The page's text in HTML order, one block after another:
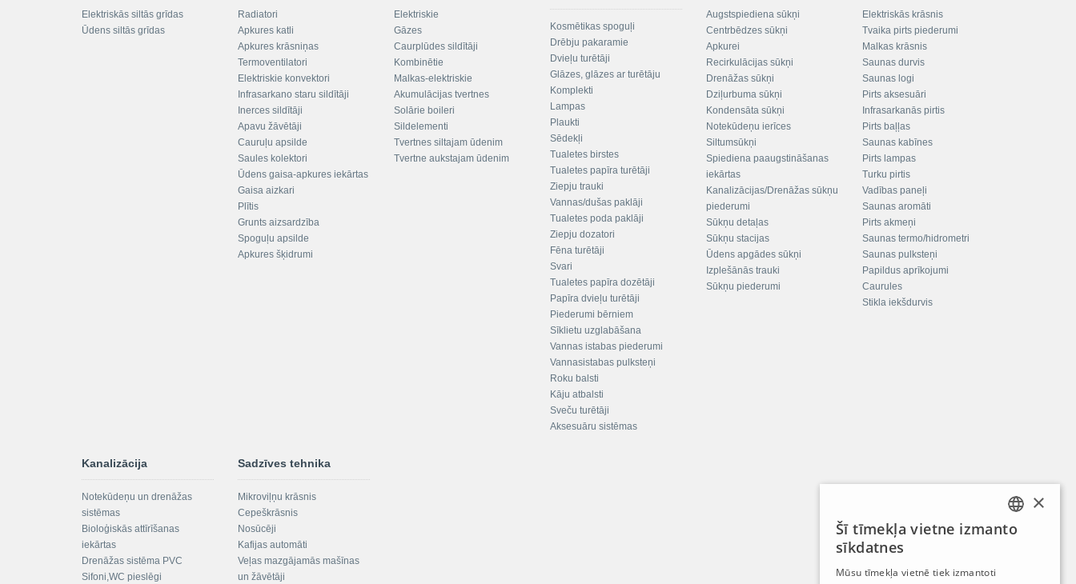
Elektriskās siltās grīdas
Ūdens siltās grīdas
Radiatori
Apkures katli
Apkures krāsniņas
Termoventilatori
Elektriskie konvektori
Infrasarkano staru sildītāji
Inerces sildītāji
Apavu žāvētāji
Cauruļu apsilde
Saules kolektori
Ūdens gaisa-apkures iekārtas
Gaisa aizkari
Plītis
Grunts aizsardzība
Spoguļu apsilde
Apkures šķidrumi
Elektriskie
Gāzes
Caurplūdes sildītāji
Kombinētie
Malkas-elektriskie
Akumulācijas tvertnes
Solārie boileri
Sildelementi
Tvertnes siltajam ūdenim
Tvertne aukstajam ūdenim
Kosmētikas spoguļi
Drēbju pakaramie
Dvieļu turētāji
Glāzes, glāzes ar turētāju
Komplekti
Lampas
Plaukti
Sēdekļi
Tualetes birstes
Tualetes papīra turētāji
Ziepju trauki
Vannas/dušas paklāji
Tualetes poda paklāji
Ziepju dozatori
Fēna turētāji
Svari
Tualetes papīra dozētāji
Papīra dvieļu turētāji
Piederumi bērniem
Sīklietu uzglabāšana
Vannas istabas piederumi
Vannasistabas pulksteņi
Roku balsti
Kāju atbalsti
Sveču turētāji
Aksesuāru sistēmas
Augstspiediena sūkņi
Centrbēdzes sūkņi
Apkurei
Recirkulācijas sūkņi
Drenāžas sūkņi
Dziļurbuma sūkņi
Kondensāta sūkņi
Notekūdeņu ierīces
Siltumsūkņi
Spiediena paaugstināšanas
iekārtas
Kanalizācijas/Drenāžas sūkņu
piederumi
Sūkņu detaļas
Sūkņu stacijas
Ūdens apgādes sūkņi
Izplešānās trauki
Sūkņu piederumi
Elektriskās krāsnis
Tvaika pirts piederumi
Malkas krāsnis
Saunas durvis
Saunas logi
Pirts aksesuāri
Infrasarkanās pirtis
Pirts baļļas
Saunas kabīnes
Pirts lampas
Turku pirtis
Vadības paneļi
Saunas aromāti
Pirts akmeņi
Saunas termo/hidrometri
Saunas pulksteņi
Papildus aprīkojumi
Caurules
Stikla iekšdurvis
Kanalizācija
Notekūdeņu un drenāžas
sistēmas
Bioloģiskās attīrīšanas
iekārtas
Drenāžas sistēma PVC
Sifoni,WC pieslēgi
Sadzīves tehnika
Mikroviļņu krāsnis
Cepeškrāsnis
Nosūcēji
Kafijas automāti
Veļas mazgājamās mašīnas
un žāvētāji
LATVIAN
×
Šī tīmekļa vietne izmanto
sīkdatnes
Mūsu tīmekļa vietnē tiek izmantoti